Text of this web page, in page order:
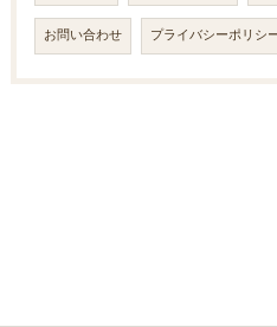
お問い合わせ プライバシーポリシ